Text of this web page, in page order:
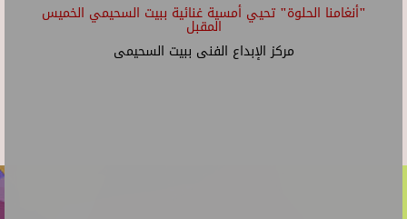
"أنغامنا الحلوة" تحيي أمسية غنائية ببيت السحيمي الخميس
المقبل
مركز الإبداع الفنى ببيت السحيمى